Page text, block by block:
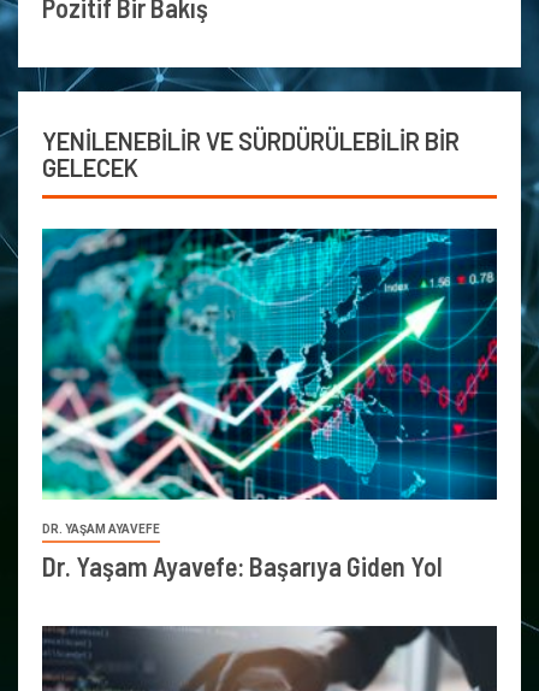
Pozitif Bir Bakış
YENİLENEBİLİR VE SÜRDÜRÜLEBİLİR BİR
GELECEK
DR. YAŞAM AYAVEFE
Dr. Yaşam Ayavefe: Başarıya Giden Yol